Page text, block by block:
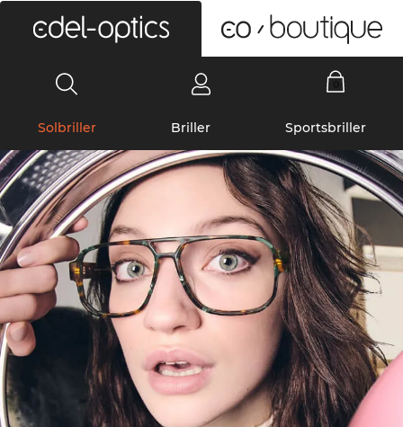
Solbriller Briller Sportsbriller